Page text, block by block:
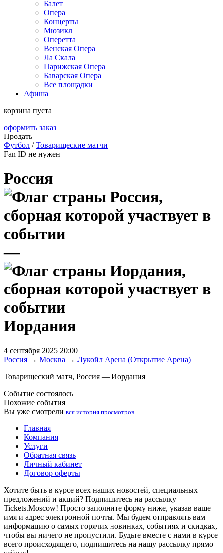
Балет
Опера
Концерты
Мюзикл
Оперетта
Венская Опера
Ла Скала
Парижская Опера
Баварская Опера
Все площадки
Афиша
корзина пуста
оформить заказ
Продать
Футбол /Товарищеские матчи
Fan ID не нужен
Россия
—
Иордания
4 сентября 2025 20:00
Россия → Москва → Лукойл Арена (Открытие Арена)
Товарищеский матч, Россия — Иордания
Событие состоялось
Похожие события
Вы уже смотрели вся история просмотров
Главная
Компания
Услуги
Обратная связь
Личный кабинет
Договор оферты
Хотите быть в курсе всех наших новостей, специальных
предложений и акций? Подпишитесь на рассылку
Tickets.Moscow! Просто заполните форму ниже, указав ваше
имя и адрес электронной почты. Мы будем отправлять вам
информацию о самых горячих новинках, событиях и скидках,
чтобы вы ничего не пропустили. Будьте вместе с нами в курсе
всего происходящего, подпишитесь на нашу рассылку прямо